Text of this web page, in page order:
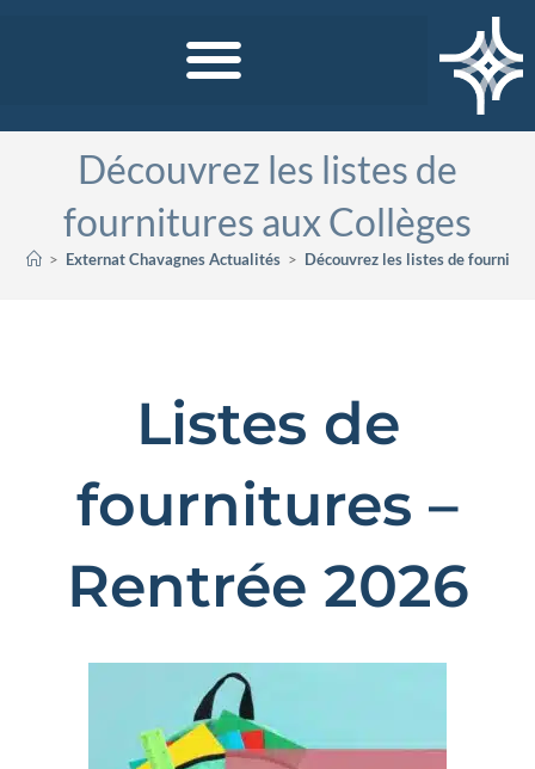
Découvrez les listes de
fournitures aux Collèges
> Externat Chavagnes Actualités > Découvrez les listes de
Listes de
fournitures –
Rentrée 2026